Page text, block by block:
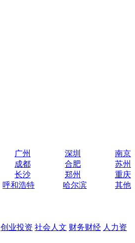
广州 深圳
南京
成都 合肥
苏州
长沙 郑州
重庆
呼和浩特 哈尔滨
其他
创业投资 社会人文 财务财经 人力资